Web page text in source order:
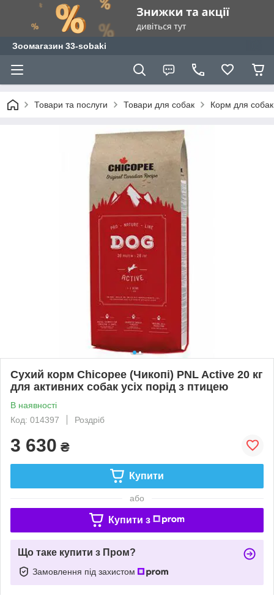
Зоомагазин 33-sobaki
Товари та послуги Товари для собак Корм для собак
Сухий корм Chicopee (Чикопі) PNL Active 20 кг
для активних собак усіх порід з птицею
В наявності
Код: 014397
Роздріб
3 630 ₴
Купити
або
Купити з
Що таке купити з Пром?
Замовлення під захистом